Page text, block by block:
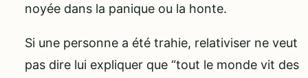
noyée dans la panique ou la honte.
Si une personne a été trahie, relativiser ne veut
pas dire lui expliquer que “tout le monde vit des